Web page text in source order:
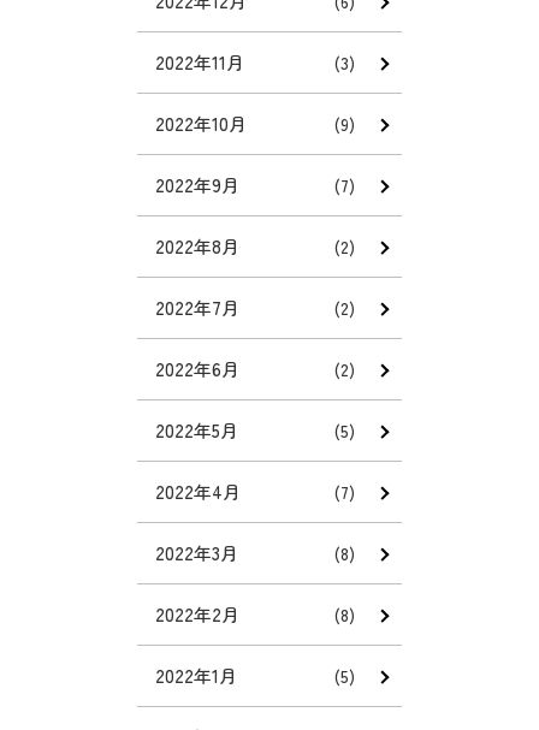
2022年11月 (3)
2022年10月 (9)
2022年9月 (7)
2022年8月 (2)
2022年7月 (2)
2022年6月 (2)
2022年5月 (5)
2022年4月 (7)
2022年3月 (8)
2022年2月 (8)
2022年1月 (5)